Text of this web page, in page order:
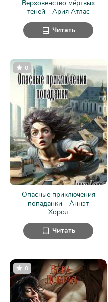
Верховенство мёртвых
теней - Ария Атлас
Читать
Опасные приключения
попаданки - Аннэт
Хорол
0
Читать
0